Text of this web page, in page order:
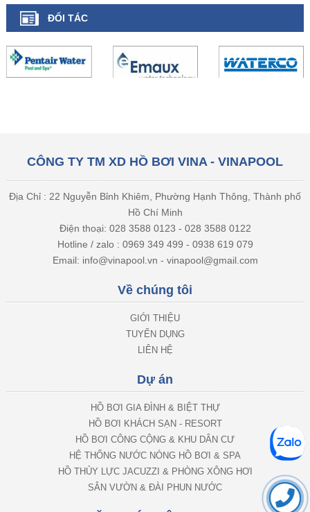
ĐỐI TÁC
CÔNG TY TM XD HỒ BƠI VINA - VINAPOOL
Địa Chỉ : 22 Nguyễn Bỉnh Khiêm, Phường Hạnh Thông, Thành phố
Hồ Chí Minh
Điện thoại: 028 3588 0123 - 028 3588 0122
Hotline / zalo : 0969 349 499 - 0938 619 079
Email: info@vinapool.vn - vinapool@gmail.com
Về chúng tôi
GIỚI THIỆU
TUYỂN DỤNG
LIÊN HỆ
Dự án
HỒ BƠI GIA ĐÌNH & BIỆT THỰ
HỒ BƠI KHÁCH SẠN - RESORT
HỒ BƠI CÔNG CỘNG & KHU DÂN CƯ
HỆ THỐNG NƯỚC NÓNG HỒ BƠI & SPA
HỒ THỦY LỰC JACUZZI & PHÒNG XÔNG HƠI
SÂN VƯỜN & ĐÀI PHUN NƯỚC